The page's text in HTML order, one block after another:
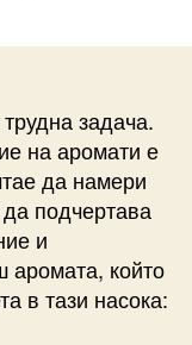
задача.
на аромати е
да намери
подчертава
и
аромата, който
в тази насока: